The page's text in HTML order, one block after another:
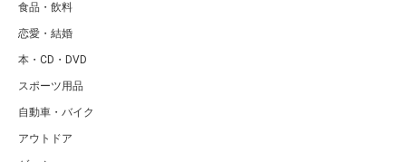
食品・飲料
恋愛・結婚
本・CD・DVD
スポーツ用品
自動車・バイク
アウトドア